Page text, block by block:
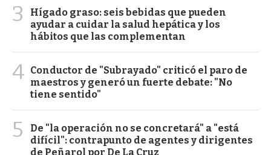
3
Hígado graso: seis bebidas que pueden
ayudar a cuidar la salud hepática y los
hábitos que las complementan
4 Conductor de "Subrayado" criticó el paro de
maestros y generó un fuerte debate: "No
tiene sentido"
5
De "la operación no se concretará" a "está
difícil": contrapunto de agentes y dirigentes
de Peñarol por De La Cruz